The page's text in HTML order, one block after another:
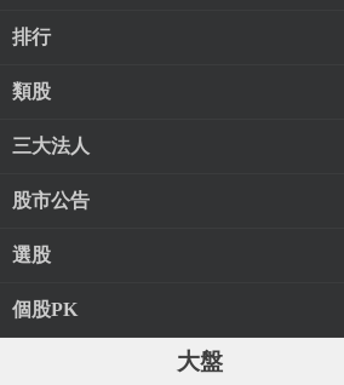
排行
類股
三大法人
股市公告
選股
個股PK
大盤